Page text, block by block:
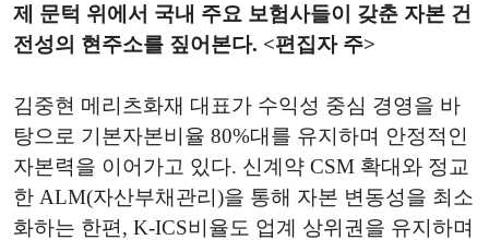
제 문턱 위에서 국내 주요 보험사들이 갖춘 자본 건
전성의 현주소를 짚어본다. <편집자 주>
김중현 메리츠화재 대표가 수익성 중심 경영을 바
탕으로 기본자본비율 80%대를 유지하며 안정적인
자본력을 이어가고 있다. 신계약 CSM 확대와 정교
한 ALM(자산부채관리)을 통해 자본 변동성을 최소
화하는 한편, K-ICS비율도 업계 상위권을 유지하며